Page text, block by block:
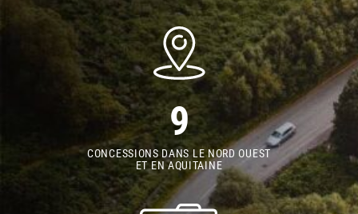
9
CONCESSIONS DANS LE NORD OUEST
ET EN AQUITAINE